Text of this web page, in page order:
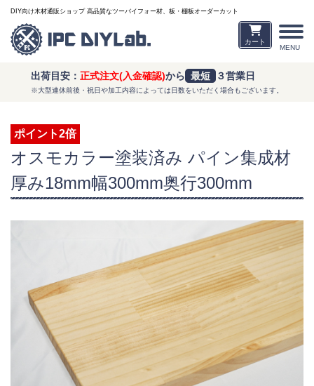
MENU
DIY向け木材通販ショップ 高品質なツーバイフォー材、板・棚板オーダーカット
カート
出荷目安： 正式注文(入金確認)から 最短 ３営業日
※大型連休前後・祝日や加工内容によっては日数をいただく場合もございます。
ポイント2倍
オスモカラー塗装済み パイン集成材
厚み18mm幅300mm奥行300mm